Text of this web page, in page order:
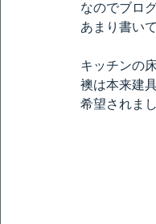
なのでブロ
あまり書い
キッチンの
襖は本来建
希望されまし